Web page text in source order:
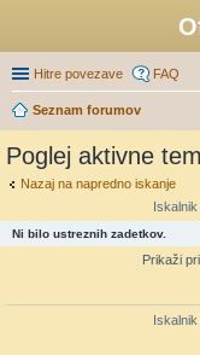
Hitre povezave FAQ
Seznam forumov
Poglej aktivne
Nazaj na napredno iskanje
Iskalnik
Ni bilo ustreznih zadetkov.
Prikaži
Iskalnik